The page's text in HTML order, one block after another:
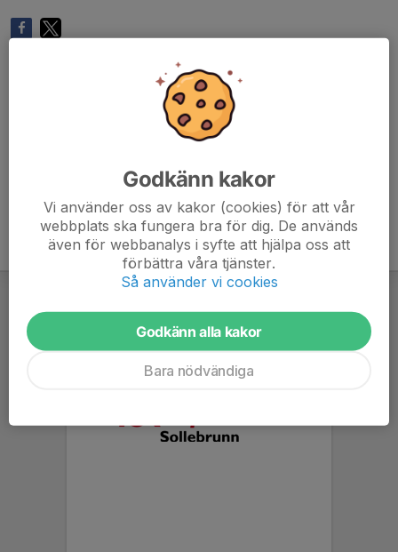
Godkänn kakor
Vi använder oss av kakor (cookies) för att vår
webbplats ska fungera bra för dig. De används
även för webbanalys i syfte att hjälpa oss att
förbättra våra tjänster.
Så använder vi cookies
Godkänn alla kakor
Bara nödvändiga